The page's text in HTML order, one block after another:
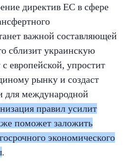
директив ЕС в сфере
важной составляющей
сблизит украинскую
европейской, упростит
рынку и создаст
для международной
правил усилит
поможет заложить
экономического
.